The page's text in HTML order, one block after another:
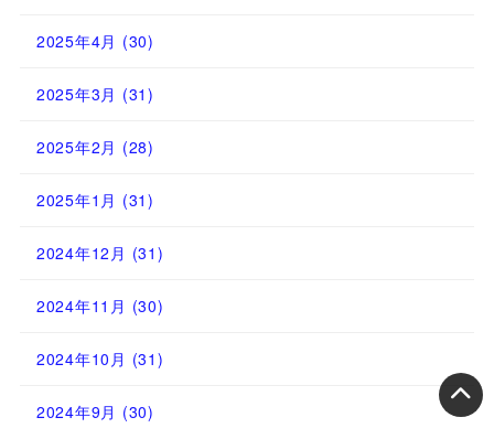
2025年4月 (30)
2025年3月 (31)
2025年2月 (28)
2025年1月 (31)
2024年12月 (31)
2024年11月 (30)
2024年10月 (31)
2024年9月 (30)